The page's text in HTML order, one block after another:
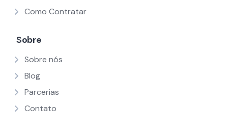
Como Contratar
Sobre
Sobre nós
Blog
Parcerias
Contato